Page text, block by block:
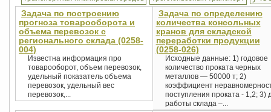
Задача по построению
прогноза товарооборота и
объема перевозок с
регионального склада (0258-
004)
Известна информация про
товарооборот, объем перевозок,
удельный показатель объема
перевозок, удельный вес
перевозок,...
Задача по определению
количества консольных
кранов для складской
переработки продукции
(0258-026)
Исходные данные: 1) годовое
количество проката черных
металлов — 50000 т; 2)
коэффициент
поступления проката - 1,2; 3)
работы склада –...